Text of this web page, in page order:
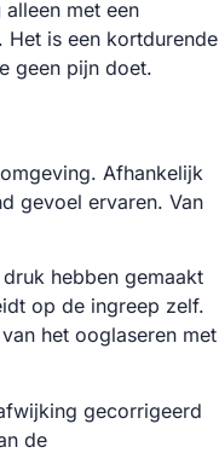
alleen met een
is een kortdurende
geen pijn doet.
Afhankelijk
gevoel ervaren. Van
hebben gemaakt
op de ingreep zelf.
het ooglaseren met
gecorrigeerd
de